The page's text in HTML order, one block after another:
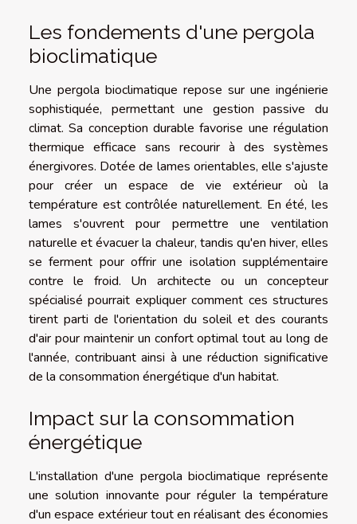
Les fondements d'une pergola
bioclimatique
Une pergola bioclimatique repose sur une ingénierie
sophistiquée, permettant une gestion passive du
climat. Sa conception durable favorise une régulation
thermique efficace sans recourir à des systèmes
énergivores. Dotée de lames orientables, elle s'ajuste
pour créer un espace de vie extérieur où la
température est contrôlée naturellement. En été, les
lames s'ouvrent pour permettre une ventilation
naturelle et évacuer la chaleur, tandis qu'en hiver, elles
se ferment pour offrir une isolation supplémentaire
contre le froid. Un architecte ou un concepteur
spécialisé pourrait expliquer comment ces structures
tirent parti de l'orientation du soleil et des courants
d'air pour maintenir un confort optimal tout au long de
l'année, contribuant ainsi à une réduction significative
de la consommation énergétique d'un habitat.
Impact sur la consommation
énergétique
L'installation d'une pergola bioclimatique représente
une solution innovante pour réguler la température
d'un espace extérieur tout en réalisant des économies